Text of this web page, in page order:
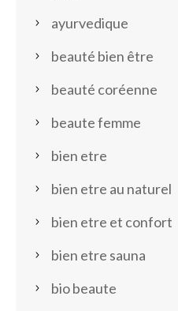
ayurvedique
beauté bien être
beauté coréenne
beaute femme
bien etre
bien etre au naturel
bien etre et confort
bien etre sauna
bio beaute